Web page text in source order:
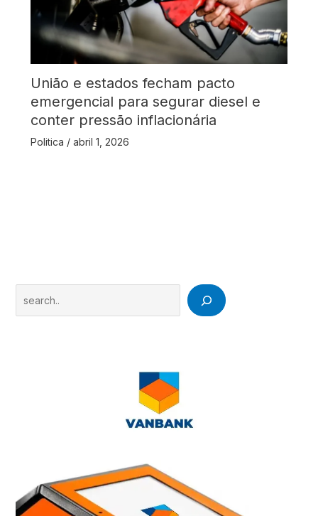
União e estados fecham pacto
emergencial para segurar diesel e
conter pressão inflacionária
Politica / abril 1, 2026